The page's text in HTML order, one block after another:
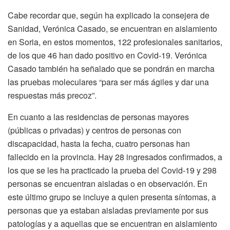
Cabe recordar que, según ha explicado la consejera de
Sanidad, Verónica Casado, se encuentran en aislamiento
en Soria, en estos momentos, 122 profesionales sanitarios,
de los que 46 han dado positivo en Covid-19. Verónica
Casado también ha señalado que se pondrán en marcha
las pruebas moleculares “para ser más ágiles y dar una
respuestas más precoz”.
En cuanto a las residencias de personas mayores
(públicas o privadas) y centros de personas con
discapacidad, hasta la fecha, cuatro personas han
fallecido en la provincia. Hay 28 ingresados confirmados, a
los que se les ha practicado la prueba del Covid-19 y 298
personas se encuentran aisladas o en observación. En
este último grupo se incluye a quien presenta síntomas, a
personas que ya estaban aisladas previamente por sus
patologías y a aquellas que se encuentran en aislamiento